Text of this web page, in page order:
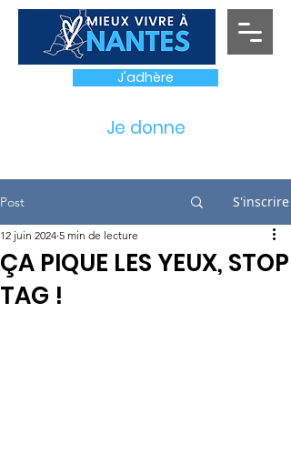
J'adhère
Je donne
Post S'inscrire
ÇA PIQUE LES YEUX, STOP
TAG !
12 juin 2024 5 min de lecture